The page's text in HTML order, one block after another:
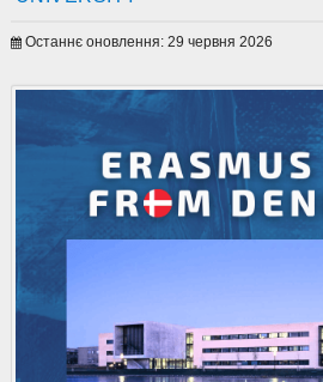
Останнє оновлення: 29 червня 2026